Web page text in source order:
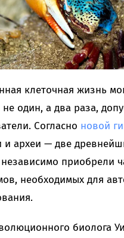
клеточная жизнь
один, а два раза,
Согласно новой
и археи — две
приобрели
необходимых для
биолога